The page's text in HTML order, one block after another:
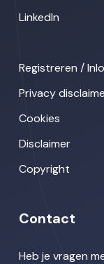
LinkedIn
Registreren /
Privacy
Cookies
Disclaimer
Copyright
Contact
Heb je vragen